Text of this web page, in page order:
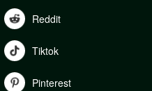
Reddit
Tiktok
Pinterest